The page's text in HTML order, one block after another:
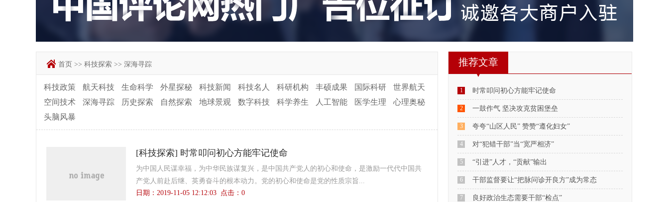
首页 >> 科技探索 >> 深海寻踪
科技政策 航天科技 生命科学 外星探秘 科技新闻 科技名人 科研机构 丰硕成果 国际科研
世界航天
空间技术
深海寻踪 历史探索 自然探索 地球景观 数字科技 科学养生 人工智能 医学生理
心理奥秘
头脑风暴
[科技探索] 时常叩问初心方能牢记使命
为中国人民谋幸福，为中华民族谋复兴，是中国共产党人的初心和使命，是激励一代代中国共
产党人前赴后继、英勇奋斗的根本动力。党的初心和使命是党的性质宗旨...
日期：2019-11-05 12:12:03 点击： 0
推荐文章
1 时常叩问初心方能牢记使命
2 一鼓作气 坚决攻克贫困堡垒
3 夸夸“山区人民” 赞赞“遵化妇女”
4 对“犯错干部”当“宽严相济”
5 “引进”人才，“贡献”输出
6 干部监督要让“把脉问诊开良方”成为常态
7 良好政治生态需要干部“检点”